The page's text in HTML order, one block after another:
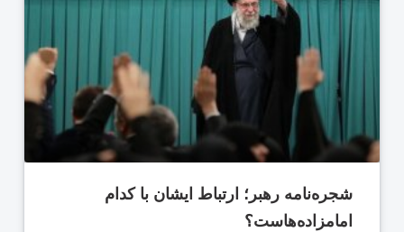
شجره‌نامه رهبر؛ ارتباط ایشان با کدام
امامزاده‌هاست؟